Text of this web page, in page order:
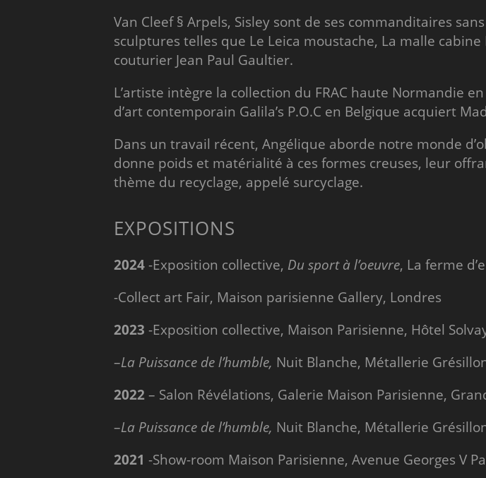
Van Cleef § Arpels, Sisley sont de ses commanditaires
sculptures telles que Le Leica moustache, La malle
couturier Jean Paul Gaultier.
L’artiste intègre la collection du FRAC haute Normandie
d’art contemporain Galila’s P.O.C en Belgique acquiert
Dans un travail récent, Angélique aborde notre monde
donne poids et matérialité à ces formes creuses, leur
thème du recyclage, appelé surcyclage.
EXPOSITIONS
2024-Exposition collective, Du sport à l’oeuvre, La ferme
-Collect art Fair, Maison parisienne Gallery, Londres
2023 -Exposition collective, Maison Parisienne, Hôtel
–La Puissance de l’humble, Nuit Blanche, Métallerie
2022– Salon Révélations, Galerie Maison Parisienne,
–La Puissance de l’humble, Nuit Blanche, Métallerie
2021 -Show-room Maison Parisienne, Avenue Georges V